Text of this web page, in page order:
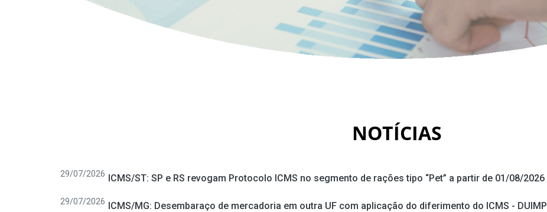
NOTÍCIAS
29/07/2026 ICMS/ST: SP e RS revogam Protocolo ICMS no segmento de rações tipo “Pet” a partir de 01/08/2026
29/07/2026 ICMS/MG: Desembaraço de mercadoria em outra UF com aplicação do diferimento do ICMS - DUIMP